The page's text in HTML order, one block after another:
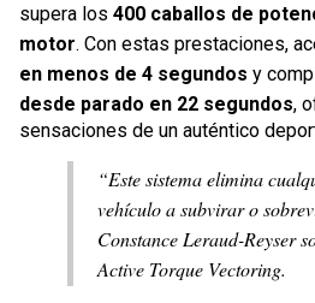
supera los 400 caballos de
motor. Con estas prestaciones,
en menos de 4 segundos y
desde parado en 22 segundos,
sensaciones de un auténtico
“Este sistema elimina
vehículo a subvirar o
Constance Leraud-Reyser
Active Torque Vectoring.